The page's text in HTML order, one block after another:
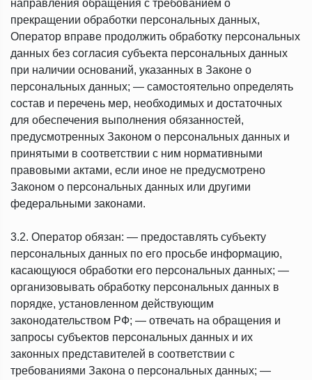
направления обращения с требованием о
прекращении обработки персональных данных,
Оператор вправе продолжить обработку персональных
данных без согласия субъекта персональных данных
при наличии оснований, указанных в Законе о
персональных данных; — самостоятельно определять
состав и перечень мер, необходимых и достаточных
для обеспечения выполнения обязанностей,
предусмотренных Законом о персональных данных и
принятыми в соответствии с ним нормативными
правовыми актами, если иное не предусмотрено
Законом о персональных данных или другими
федеральными законами.
3.2. Оператор обязан: — предоставлять субъекту
персональных данных по его просьбе информацию,
касающуюся обработки его персональных данных; —
организовывать обработку персональных данных в
порядке, установленном действующим
законодательством РФ; — отвечать на обращения и
запросы субъектов персональных данных и их
законных представителей в соответствии с
требованиями Закона о персональных данных; —